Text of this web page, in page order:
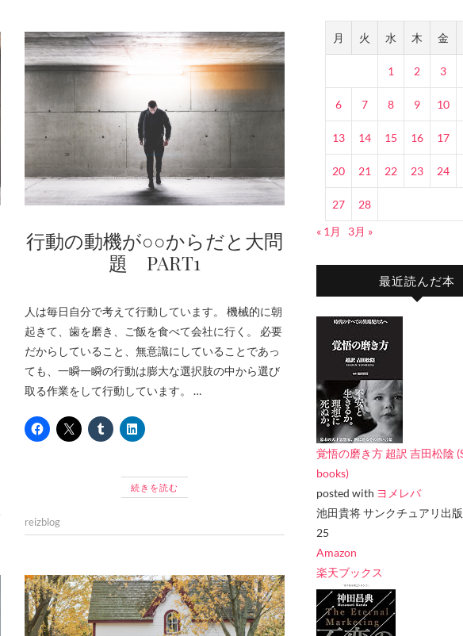
行動の動機が○○からだと大問
題 PART1
人は毎日自分で考えて行動しています。 機械的に朝
起きて、歯を磨き、ご飯を食べて会社に行く。 必要
だからしていること、無意識にしていることであっ
ても、一瞬一瞬の行動は膨大な選択肢の中から選び
取る作業をして行動しています。 …
続きを読む
reizblog
月 火 水 木 金
1 2 3
6 7 8 9 10
13 14 15 16 17
20 21 22 23 24
27
28
« 1月
3月 »
最近読んだ本
覚悟の磨き方 超訳 吉田松陰
books)
posted with ヨメレバ
池田貴将 サンクチュアリ出
25
Amazon
楽天ブックス